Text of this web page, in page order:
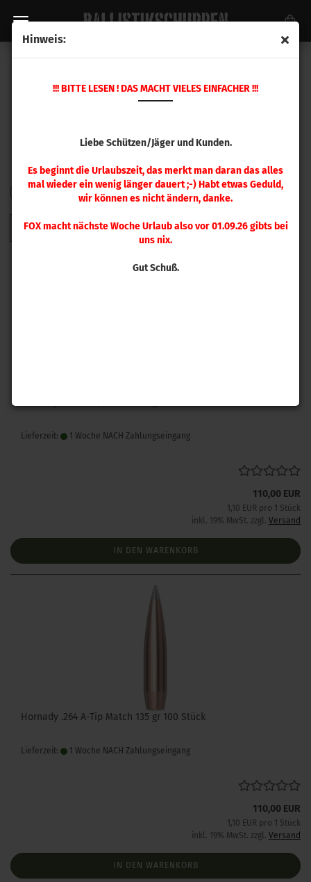
Hinweis:
!!! BITTE LESEN ! DAS MACHT VIELES EINFACHER !!!
Liebe Schützen/Jäger und Kunden.
Es beginnt die Urlaubszeit, das merkt man daran das alles
mal wieder ein wenig länger dauert ;-) Habt etwas Geduld,
wir können es nicht ändern, danke.
FOX macht nächste Woche Urlaub also vor 01.09.26 gibts bei
uns nix.
Gut Schuß.
FILTERSortieren nach
Sortieren nach 48 pro Seite
pro Seite
2 3 4 5 6 7 8 9 »
Lieferzeit: 1 Woche NACH Zahlungseingang
110,00 EUR
1,10 EUR pro 1 Stück
inkl. 19% MwSt. zzgl. Versand
IN DEN WARENKORB
Hornady .264 A-Tip Match 135 gr 100 Stück
Lieferzeit: 1 Woche NACH Zahlungseingang
110,00 EUR
1,10 EUR pro 1 Stück
inkl. 19% MwSt. zzgl. Versand
IN DEN WARENKORB